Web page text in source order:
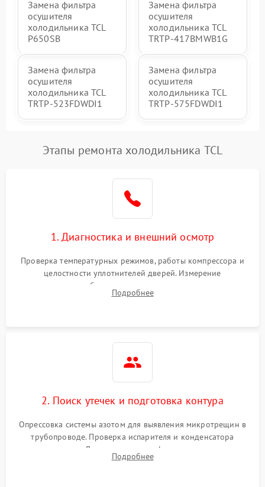
Замена фильтра
осушителя
холодильника TCL
P650SB
Замена фильтра
осушителя
холодильника TCL
TRTP-417BMWB1G
Замена фильтра
осушителя
холодильника TCL
TRTP-523FDWDI1
Замена фильтра
осушителя
холодильника TCL
TRTP-575FDWDI1
Этапы ремонта холодильника TCL
1. Диагностика и внешний осмотр
Проверка температурных режимов, работы компрессора и
целостности уплотнителей дверей. Измерение
сопротивления обмоток мотора, проверка термостата и
считывание кодов ошибок с электронного дисплея.
Подробнее
2. Поиск утечек и подготовка контура
Опрессовка системы азотом для выявления микротрещин в
трубопроводе. Проверка испарителя и конденсатора
течеискателем. Демонтаж старого фильтра-осушителя и
продувка капиллярной трубки для устранения засоров.
Подробнее